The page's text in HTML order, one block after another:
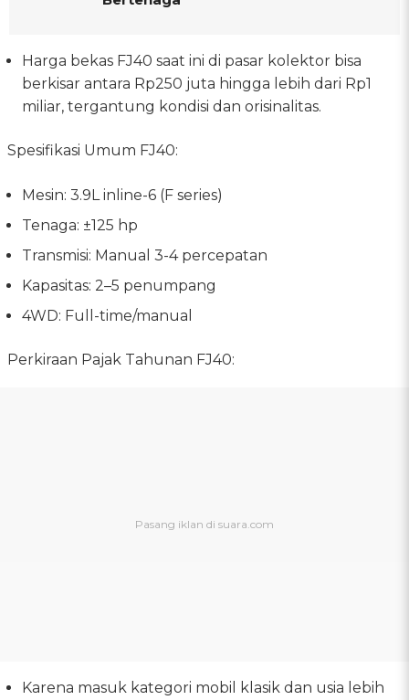
Harga bekas FJ40 saat ini di pasar kolektor bisa
berkisar antara Rp250 juta hingga lebih dari Rp1
miliar, tergantung kondisi dan orisinalitas.
Spesifikasi Umum FJ40:
Mesin: 3.9L inline-6 (F series)
Tenaga: ±125 hp
Transmisi: Manual 3-4 percepatan
Kapasitas: 2–5 penumpang
4WD: Full-time/manual
Perkiraan Pajak Tahunan FJ40:
Karena masuk kategori mobil klasik dan usia lebih